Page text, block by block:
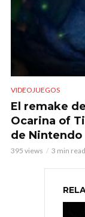
VIDEOJUEGOS
El remake
Ocarina of
de Nintendo
395 views 3 min read